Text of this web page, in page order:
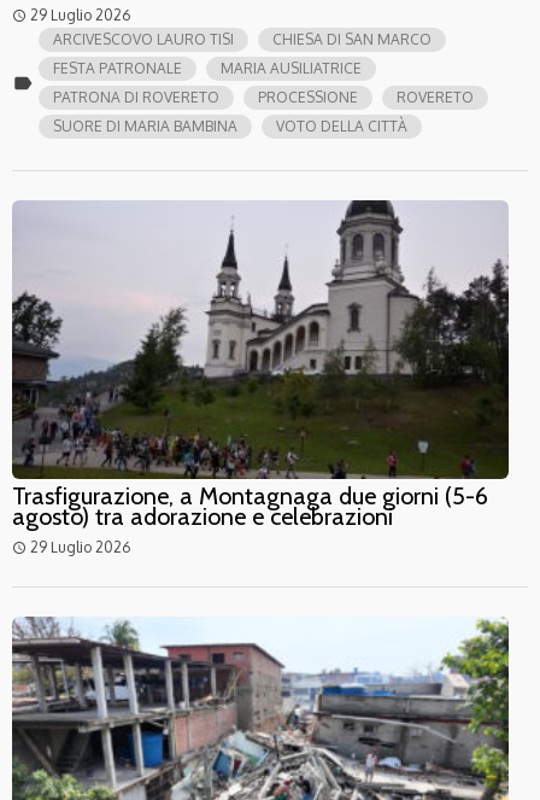
access_time 29 Luglio 2026
label
ARCIVESCOVO LAURO TISI
CHIESA DI SAN MARCO
FESTA PATRONALE
MARIA AUSILIATRICE
PATRONA DI ROVERETO
PROCESSIONE
ROVERETO
SUORE DI MARIA BAMBINA
VOTO DELLA CITTÀ
Trasfigurazione, a Montagnaga due giorni (5-6
agosto) tra adorazione e celebrazioni
access_time 29 Luglio 2026